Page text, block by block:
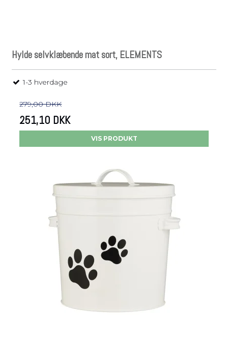
Hylde selvklæbende mat sort, ELEMENTS
1-3 hverdage
279,00 DKK
251,10 DKK
VIS PRODUKT